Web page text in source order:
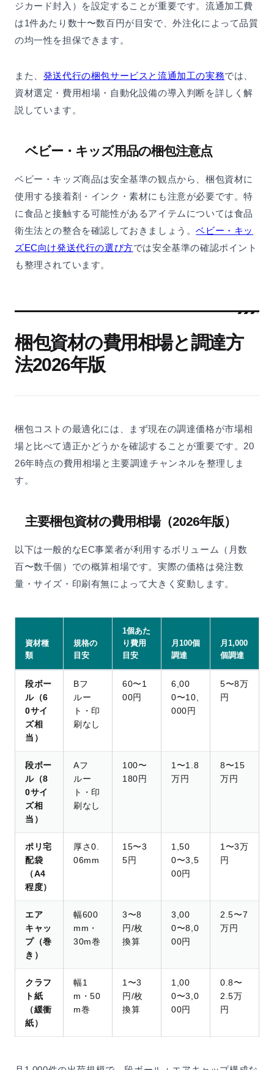
ジカード封入）を設定することが重要です。流通加工費
は1件あたり数十〜数百円が目安で、外注化によって品質
の均一性を担保できます。
また、 発送代行の梱包サービスと流通加工の実務では、
資材選定・費用相場・自動化設備の導入判断を詳しく解
説しています。
ベビー・キッズ用品の梱包注意点
ベビー・キッズ商品は安全基準の観点から、梱包資材に
使用する接着剤・インク・素材にも注意が必要です。特
に食品と接触する可能性があるアイテムについては食品
衛生法との整合を確認しておきましょう。ベビー・キッ
ズEC向け発送代行の選び方では安全基準の確認ポイント
も整理されています。
梱包資材の費用相場と調達方
法2026年版
梱包コストの最適化には、まず現在の調達価格が市場相
場と比べて適正かどうかを確認することが重要です。20
26年時点の費用相場と主要調達チャンネルを整理しま
す。
主要梱包資材の費用相場（2026年版）
以下は一般的なEC事業者が利用するボリューム（月数
百〜数千個）での概算相場です。実際の価格は発注数
量・サイズ・印刷有無によって大きく変動します。
資材種
類
規格の
目安
1個あた
り費用
目安
月100個
調達
月1,000
個調達
段ボー
ル（6
0サイ
ズ相
当）
Bフ
ルー
ト・印
刷なし
60〜1
00円
6,00
0〜10,
000円
5〜8万
円
段ボー
ル（8
0サイ
ズ相
当）
Aフ
ルー
ト・印
刷なし
100〜
180円
1〜1.8
万円
8〜15
万円
ポリ宅
配袋
（A4
程度）
厚さ0.
06mm
15〜3
5円
1,50
0〜3,5
00円
1〜3万
円
エア
キャッ
プ（巻
き）
幅600
mm・
30m巻
3〜8
円/枚
換算
3,00
0〜8,0
00円
2.5〜7
万円
クラフ
ト紙
（緩衝
紙）
幅1
m・50
m巻
1〜3
円/枚
換算
1,00
0〜3,0
00円
0.8〜
2.5万
円